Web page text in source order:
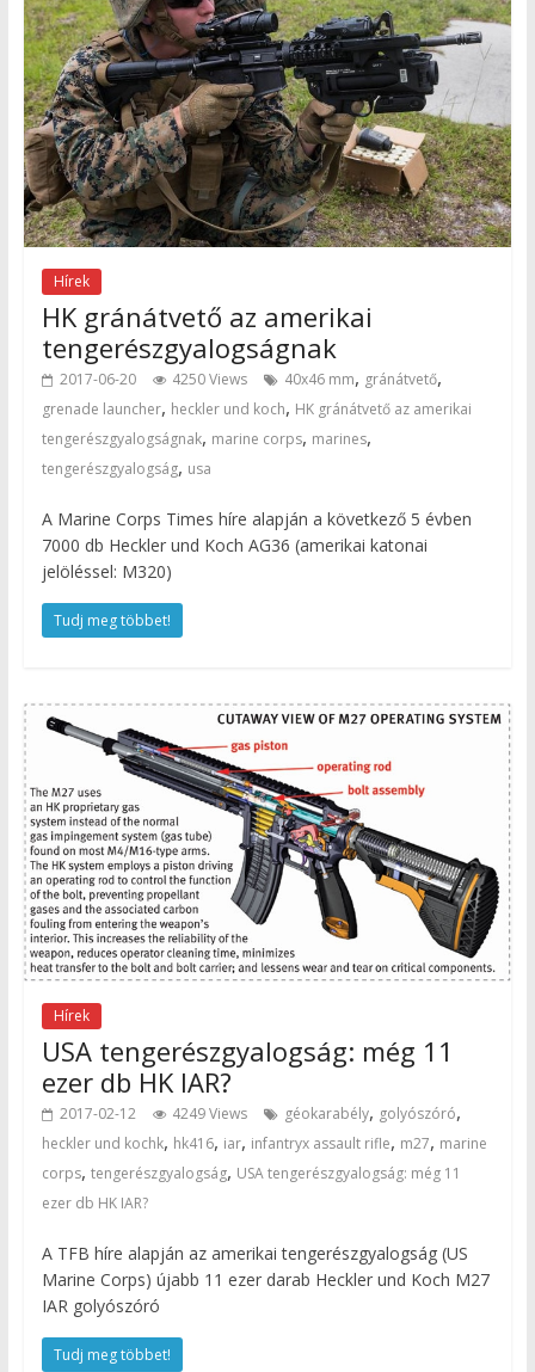
Hírek
HK gránátvető az amerikai
tengerészgyalogságnak
2017-06-20 4250 Views 40x46 mm, gránátvető,
grenade launcher, heckler und koch, HK gránátvető az amerikai
tengerészgyalogságnak, marine corps, marines,
tengerészgyalogság, usa
A Marine Corps Times híre alapján a következő 5 évben
7000 db Heckler und Koch AG36 (amerikai katonai
jelöléssel: M320)
Tudj meg többet!
Hírek
USA tengerészgyalogság: még 11
ezer db HK IAR?
2017-02-12 4249 Views géokarabély, golyószóró,
heckler und kochk, hk416, iar, infantryx assault rifle, m27, marine
corps, tengerészgyalogság, USA tengerészgyalogság: még 11
ezer db HK IAR?
A TFB híre alapján az amerikai tengerészgyalogság (US
Marine Corps) újabb 11 ezer darab Heckler und Koch M27
IAR golyószóró
Tudj meg többet!